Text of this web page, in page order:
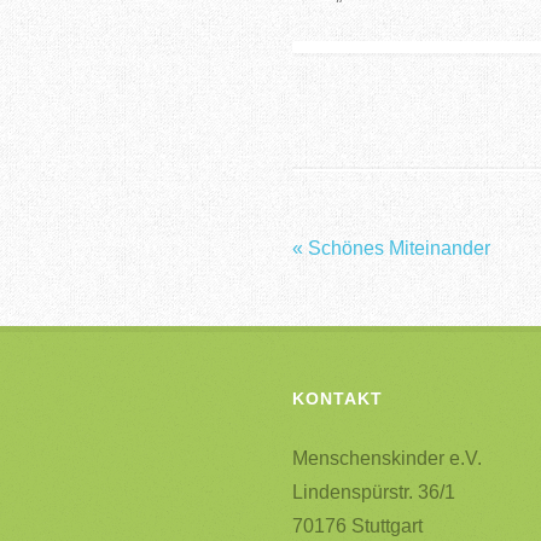
Post
« Schönes Miteinander
KONTAKT
Menschenskinder e.V.
Lindenspürstr. 36/1
70176 Stuttgart